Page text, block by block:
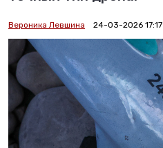
Вероника Левшина 24-03-2026 17:17